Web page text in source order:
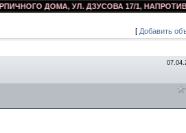
ДОМА, УЛ. ДЗУСОВА 17/1, НАПРОТИВ
[ Добавить